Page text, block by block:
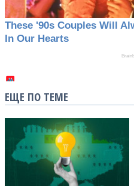
ЕЩЕ ПО ТЕМЕ